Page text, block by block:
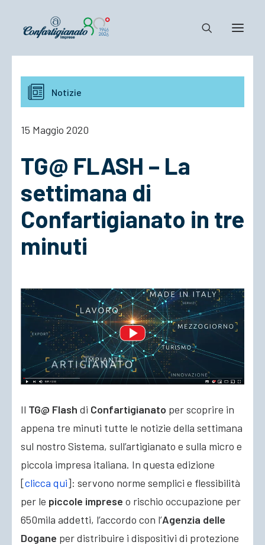
Notizie e Documenti
Confartigianato
Cosa Facciamo
ACCEDI
Notizie
15 Maggio 2020
TG@ FLASH – La
settimana di
Confartigianato in tre
minuti
Il TG@ Flash di Confartigianato per scoprire in
appena tre minuti tutte le notizie della settimana
sul nostro Sistema, sull’artigianato e sulla micro e
piccola impresa italiana. In questa edizione
[clicca qui]: servono norme semplici e flessibilità
per le piccole imprese o rischio occupazione per
650mila addetti, l’accordo con l’Agenzia delle
Dogane per distribuire i dispositivi di protezione